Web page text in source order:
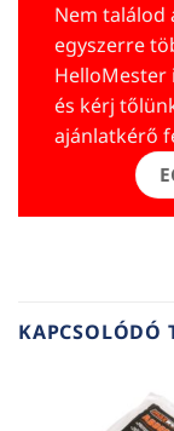
Nem találod
egyszerre
HelloMester
és kérj
ajánlatkérő
KAPCSOLÓDÓ